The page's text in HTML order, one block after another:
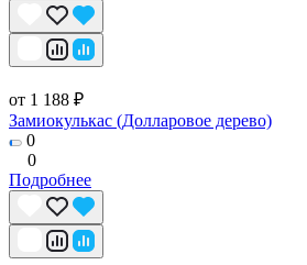
от 1 188 ₽
Замиокулькас (Долларовое дерево)
0
0
Подробнее